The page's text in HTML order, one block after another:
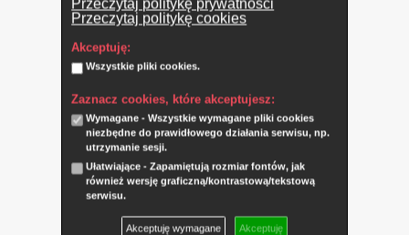
Przeczytaj politykę prywatności
Przeczytaj politykę cookies
Akceptuję:
Wszystkie pliki cookies.
Zaznacz cookies, które akceptujesz:
Wymagane - Wszystkie wymagane pliki cookies
niezbędne do prawidłowego działania serwisu, np.
utrzymanie sesji.
Ułatwiające - Zapamiętują rozmiar fontów, jak
również wersję graficzną/kontrastową/tekstową
serwisu.
Akceptuję wymagane Akceptuję